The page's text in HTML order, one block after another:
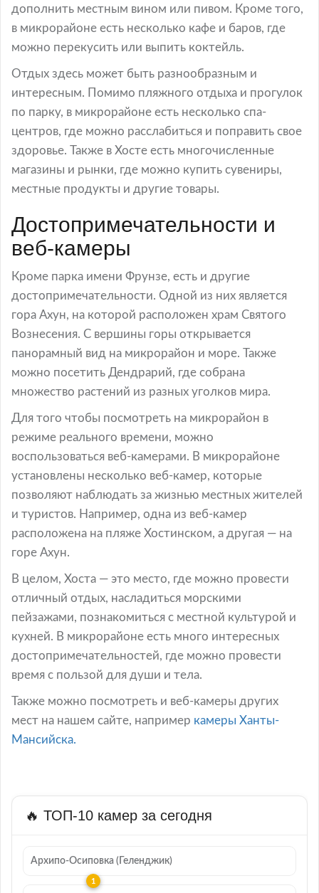
дополнить местным вином или пивом. Кроме того,
в микрорайоне есть несколько кафе и баров, где
можно перекусить или выпить коктейль.
Отдых здесь может быть разнообразным и
интересным. Помимо пляжного отдыха и прогулок
по парку, в микрорайоне есть несколько спа-
центров, где можно расслабиться и поправить свое
здоровье. Также в Хосте есть многочисленные
магазины и рынки, где можно купить сувениры,
местные продукты и другие товары.
Достопримечательности и
веб-камеры
Кроме парка имени Фрунзе, есть и другие
достопримечательности. Одной из них является
гора Ахун, на которой расположен храм Святого
Вознесения. С вершины горы открывается
панорамный вид на микрорайон и море. Также
можно посетить Дендрарий, где собрана
множество растений из разных уголков мира.
Для того чтобы посмотреть на микрорайон в
режиме реального времени, можно
воспользоваться веб-камерами. В микрорайоне
установлены несколько веб-камер, которые
позволяют наблюдать за жизнью местных жителей
и туристов. Например, одна из веб-камер
расположена на пляже Хостинском, а другая — на
горе Ахун.
В целом, Хоста — это место, где можно провести
отличный отдых, насладиться морскими
пейзажами, познакомиться с местной культурой и
кухней. В микрорайоне есть много интересных
достопримечательностей, где можно провести
время с пользой для души и тела.
Также можно посмотреть и веб-камеры других
мест на нашем сайте, например камеры Ханты-
Мансийска.
🔥 ТОП-10 камер за сегодня
Архипо-Осиповка (Геленджик)